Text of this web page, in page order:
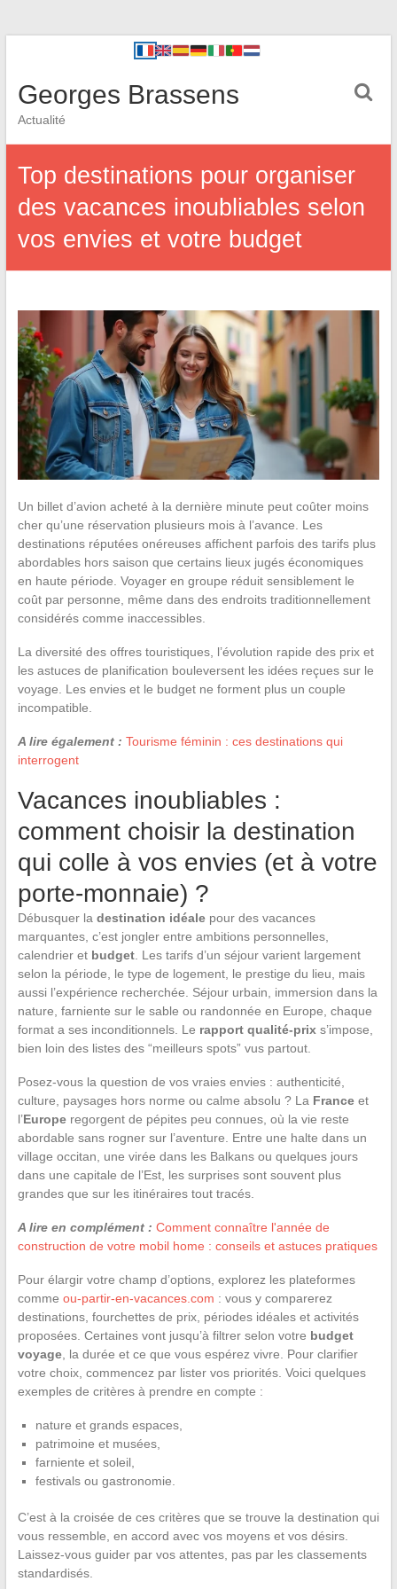
Georges Brassens
Actualité
Top destinations pour organiser
des vacances inoubliables selon
vos envies et votre budget
Un billet d’avion acheté à la dernière minute peut coûter moins
cher qu’une réservation plusieurs mois à l’avance. Les
destinations réputées onéreuses affichent parfois des tarifs plus
abordables hors saison que certains lieux jugés économiques
en haute période. Voyager en groupe réduit sensiblement le
coût par personne, même dans des endroits traditionnellement
considérés comme inaccessibles.
La diversité des offres touristiques, l’évolution rapide des prix et
les astuces de planification bouleversent les idées reçues sur le
voyage. Les envies et le budget ne forment plus un couple
incompatible.
A lire également : Tourisme féminin : ces destinations qui
interrogent
Vacances inoubliables :
comment choisir la destination
qui colle à vos envies (et à votre
porte-monnaie) ?
Débusquer la destination idéalepour des vacances
marquantes, c’est jongler entre ambitions personnelles,
calendrier et budget. Les tarifs d’un séjour varient largement
selon la période, le type de logement, le prestige du lieu, mais
aussi l’expérience recherchée. Séjour urbain, immersion dans la
nature, farniente sur le sable ou randonnée en Europe, chaque
format a ses inconditionnels. Le rapport qualité-prixs’impose,
bien loin des listes des “meilleurs spots” vus partout.
Posez-vous la question de vos vraies envies : authenticité,
culture, paysages hors norme ou calme absolu ? La Franceet
l’Europeregorgent de pépites peu connues, où la vie reste
abordable sans rogner sur l’aventure. Entre une halte dans un
village occitan, une virée dans les Balkans ou quelques jours
dans une capitale de l’Est, les surprises sont souvent plus
grandes que sur les itinéraires tout tracés.
A lire en complément : Comment connaître l'année de
construction de votre mobil home : conseils et astuces pratiques
Pour élargir votre champ d’options, explorez les plateformes
comme ou-partir-en-vacances.com : vous y comparerez
destinations, fourchettes de prix, périodes idéales et activités
proposées. Certaines vont jusqu’à filtrer selon votre budget
voyage, la durée et ce que vous espérez vivre. Pour clarifier
votre choix, commencez par lister vos priorités. Voici quelques
exemples de critères à prendre en compte :
nature et grands espaces,
patrimoine et musées,
farniente et soleil,
festivals ou gastronomie.
C’est à la croisée de ces critères que se trouve la destination qui
vous ressemble, en accord avec vos moyens et vos désirs.
Laissez-vous guider par vos attentes, pas par les classements
standardisés.